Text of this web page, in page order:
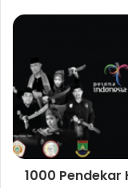
1000 Pendekar